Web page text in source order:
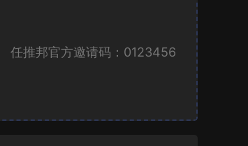
任推邦官方邀请码：0123456